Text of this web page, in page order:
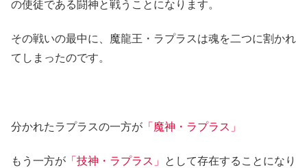
の使徒である闘神と戦うことになります。
その戦いの最中に、魔龍王・ラプラスは魂を二つに割かれ
てしまったのです。
分かれたラプラスの一方が 「魔神・ラプラス」
もう一方が 「技神・ラプラス」
として存在することになり